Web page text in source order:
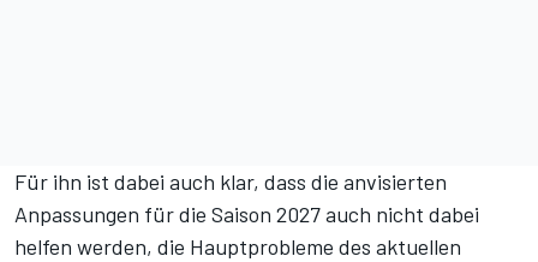
Für ihn ist dabei auch klar, dass die anvisierten
Anpassungen für die Saison 2027auch nicht dabei
helfen werden, die Hauptprobleme des aktuellen